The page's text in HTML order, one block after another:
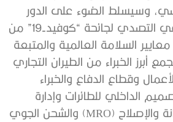
وسيسلط الضوء على الدور
الريادي لإمارة دبي في التصدي لجائحة “كوفيد-19” من
السلامة العالمية والمتبعة
أبرز الخبراء من الطيران التجاري
وقطاع الدفاع والخبراء
الداخلي للطائرات وإدارة
الحركة الجوية والصيانة والإصلاح (MRO) والشحن الجوي